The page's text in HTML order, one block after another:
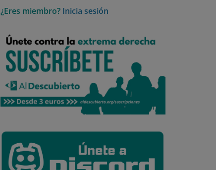
¿Eres miembro? Inicia sesión